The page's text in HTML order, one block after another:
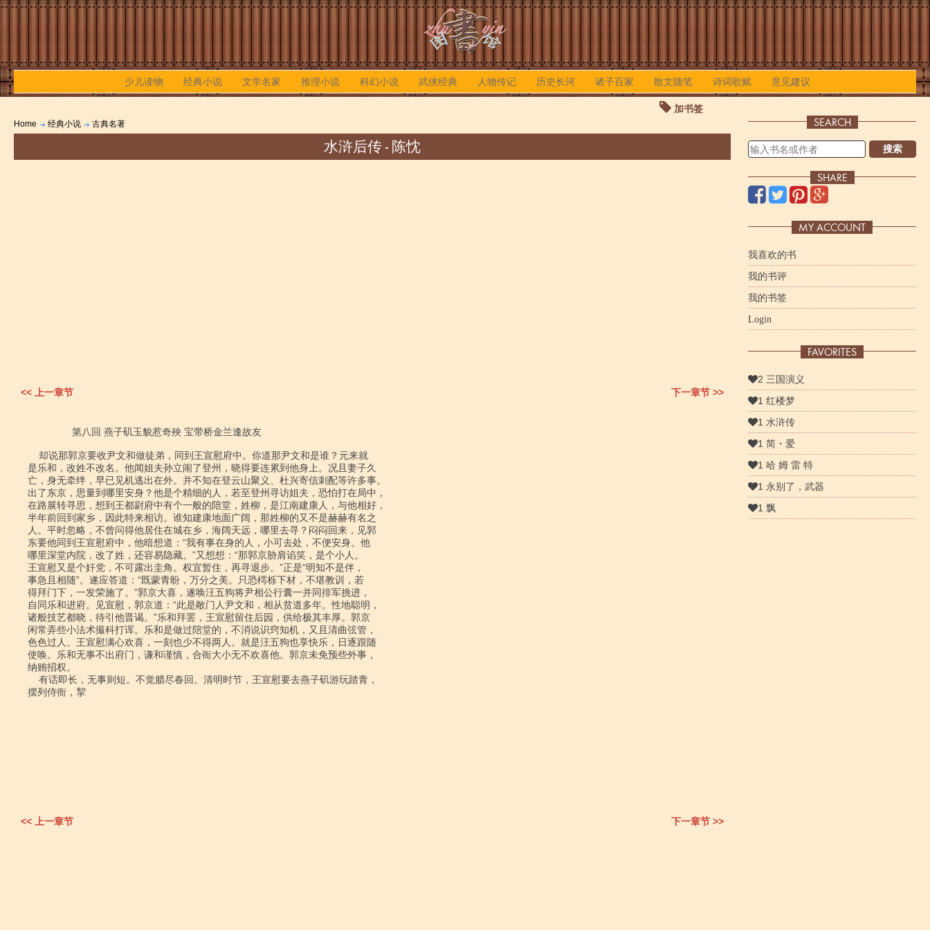
少儿读物 经典小说 文学名家 推理小说 科幻小说 武侠经典 人物传记 历史长河 诸子百家 散文随笔 诗词歌赋 意见建议
加书签
Home 经典小说 古典名著
水浒后传 - 陈忱
<< 上一章节 下一章节 >>
是乐和，改姓不改名。他闻姐夫孙立闹了登州，晓得要连累到他身上。况且妻子久
亡，身无牵绊，早已见机逃出在外。并不知在登云山聚义、杜兴寄信刺配等许多事。
出了东京，思量到哪里安身？他是个精细的人，若至登州寻访姐夫，恐怕打在局中，
在路展转寻思，想到王都尉府中有个一般的陪堂，姓柳，是江南建康人，与他相好，
半年前回到家乡，因此特来相访。谁知建康地面广阔，那姓柳的又不是赫赫有名之
人。平时忽略，不曾问得他居住在城在乡，海阔天远，哪里去寻？闷闷回来，见郭
东要他同到王宣慰府中，他暗想道：“我有事在身的人，小可去处，不便安身。他
哪里深堂内院，改了姓，还容易隐藏。”又想想：“那郭京胁肩谄笑，是个小人。
王宣慰又是个奸党，不可露出圭角。权宜暂住，再寻退步。”正是“明知不是伴，
事急且相随”。遂应答道：“既蒙青盼，万分之美。只恐樗栎下材，不堪教训，若
得拜门下，一发荣施了。”郭京大喜，遂唤汪五狗将尹相公行囊一并同排军挑进，
自同乐和进府。见宣慰，郭京道：“此是敞门人尹文和，相从贫道多年。性地聪明，
诸般技艺都晓，待引他晋谒。”乐和拜罢，王宣慰留住后园，供给极其丰厚。郭京
闲常弄些小法术撮科打诨。乐和是做过陪堂的，不消说识窍知机，又且清曲弦管，
色色过人。王宣慰满心欢喜，一刻也少不得两人。就是汪五狗也享快乐，日逐跟随
使唤。乐和无事不出府门，谦和谨慎，合衙大小无不欢喜他。郭京未免预些外事，
纳贿招权。
摆列侍衙，挈
<< 上一章节 下一章节 >>
SEARCH
搜索
SHARE
MY ACCOUNT
我喜欢的书
我的书评
我的书签
Login
FAVORITES
2 三国演义
1 红楼梦
1 水浒传
1 简・爱
1 哈 姆 雷 特
1 永别了，武器
1 飘